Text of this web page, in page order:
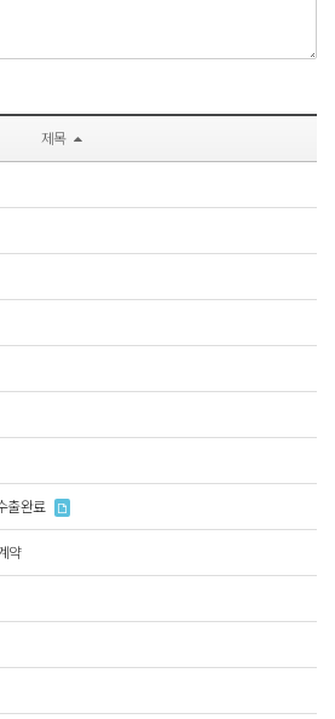
제목
출완료
약